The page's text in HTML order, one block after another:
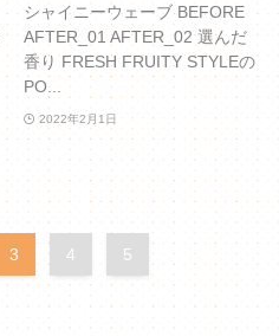
シャイニーウェーブ BEFORE
AFTER_01 AFTER_02 選んだ
香り FRESH FRUITY STYLEの
PO...
2022年2月1日
3 4 5